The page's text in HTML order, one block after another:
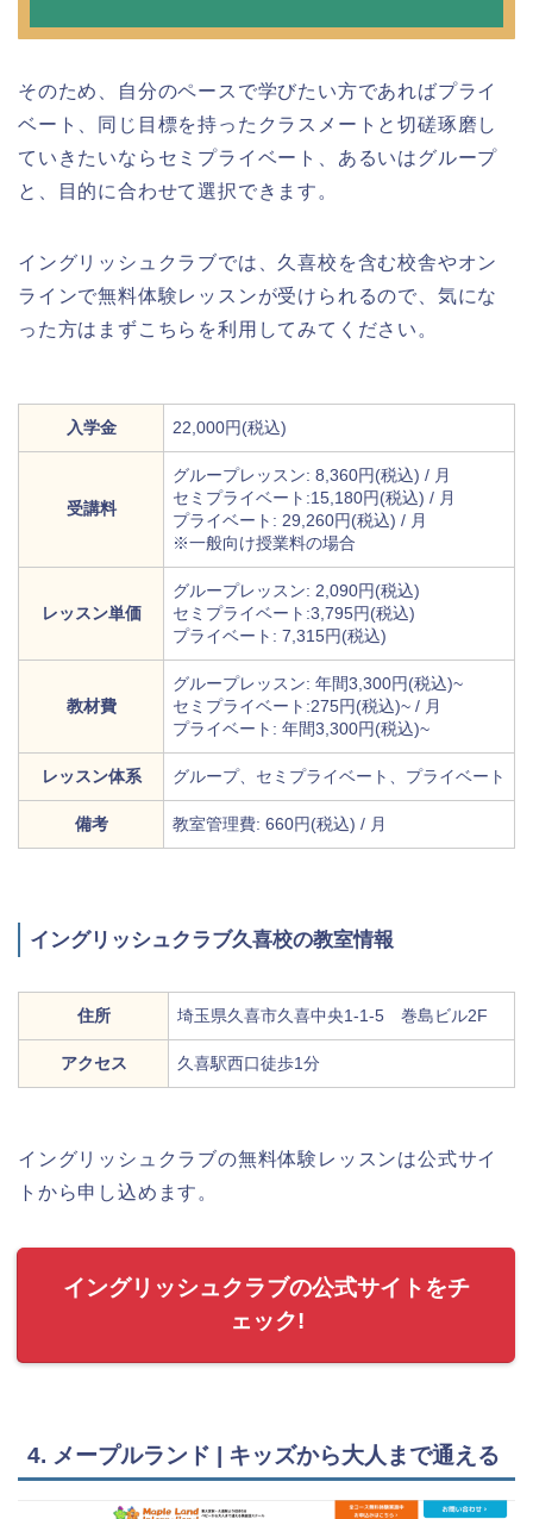
そのため、自分のペースで学びたい方であればプライ
ベート、同じ目標を持ったクラスメートと切磋琢磨し
ていきたいならセミプライベート、あるいはグループ
と、目的に合わせて選択できます。
イングリッシュクラブでは、久喜校を含む校舎やオン
ラインで無料体験レッスンが受けられるので、気にな
った方はまずこちらを利用してみてください。
入学金 22,000円(税込)
受講料
グループレッスン: 8,360円(税込) / 月
セミプライベート:15,180円(税込) / 月
プライベート: 29,260円(税込) / 月
※一般向け授業料の場合
レッスン単価
グループレッスン: 2,090円(税込)
セミプライベート:3,795円(税込)
プライベート: 7,315円(税込)
教材費
グループレッスン: 年間3,300円(税込)~
セミプライベート:275円(税込)~ / 月
プライベート: 年間3,300円(税込)~
レッスン体系 グループ、セミプライベート、プライベート
備考 教室管理費: 660円(税込) / 月
イングリッシュクラブ久喜校の教室情報
住所 埼玉県久喜市久喜中央1-1-5 巻島ビル2F
アクセス 久喜駅西口徒歩1分
イングリッシュクラブの無料体験レッスンは公式サイ
トから申し込めます。
イングリッシュクラブの公式サイトをチ
ェック!
4. メープルランド | キッズから大人まで通える